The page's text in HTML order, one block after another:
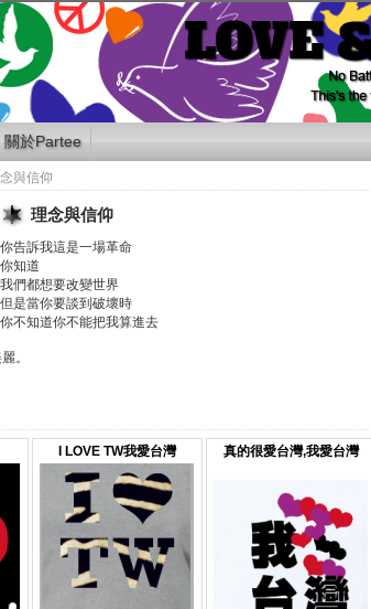
關於Partee
與信仰
理念與信仰
你告訴我這是一場革命
你知道
我們都想要改變世界
但是當你要談到破壞時
你不知道你不能把我算進去
。
I LOVE TW我愛台灣 真的很愛台灣,我愛台灣